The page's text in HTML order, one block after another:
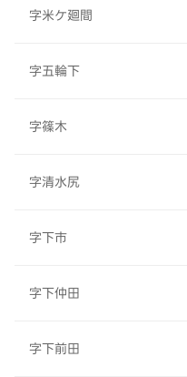
字米ケ廻間
字五輪下
字篠木
字清水尻
字下市
字下仲田
字下前田